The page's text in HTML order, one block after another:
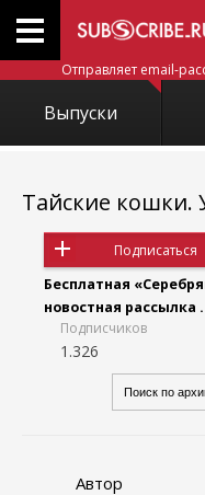
Отправляет email-
Выпуски
Тайские кошки.
Подписаться
Бесплатная
новостная рассылка .
Подписчиков
1.326
Автор